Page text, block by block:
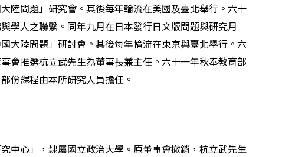
陸問題」研究會。其後每年輪流在美國及臺北舉行。六十
學人之聯繫。同年九月在日本發行日文版問題與研究月
大陸問題」研討會。其後每年輪流在東京與臺北舉行。六
會推選杭立武先生為董事長兼主任。六十一年秋奉教育部
份課程由本所研究人員擔任。
中心」，隸屬國立政治大學。原董事會撤銷，杭立武先生